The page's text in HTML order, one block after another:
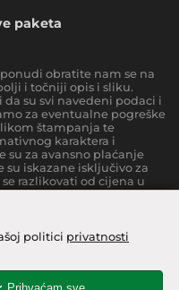
politici privatnosti
paketa
obratite nam se na
i točniji opis i sliku.
su svi navedeni podaci i
za eventualne pogreške
štampanja te
karaktera i
su za avansno plaćanje
su iskazane isključivo za
razlikovati od cijena u
iznad
osim otoka).Prilikom
kućnu adresu, moguća je
strani dostavne službe.
pri samom iznosu